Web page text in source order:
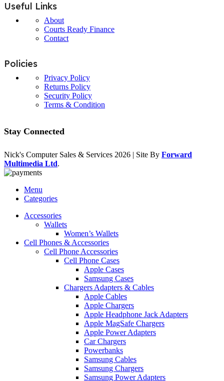
Useful Links
About
Courts Ready Finance
Contact
Policies
Privacy Policy
Returns Policy
Security Policy
Terms & Condition
Stay Connected
Nick's Computer Sales & Services 2026 | Site By Forward
Multimedia Ltd.
Menu
Categories
Accessories
Wallets
Women’s Wallets
Cell Phones & Accessories
Cell Phone Accessories
Cell Phone Cases
Apple Cases
Samsung Cases
Chargers Adapters & Cables
Apple Cables
Apple Chargers
Apple Headphone Jack Adapters
Apple MagSafe Chargers
Apple Power Adapters
Car Chargers
Powerbanks
Samsung Cables
Samsung Chargers
Samsung Power Adapters